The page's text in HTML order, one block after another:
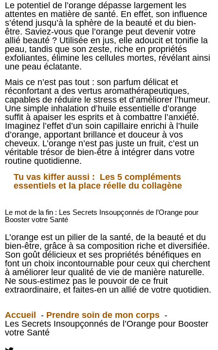
Le potentiel de l’orange dépasse largement les
attentes en matière de santé. En effet, son influence
s’étend jusqu’à la sphère de la beauté et du bien-
être. Saviez-vous que l’orange peut devenir votre
allié beauté ? Utilisée en jus, elle adoucit et tonifie la
peau, tandis que son zeste, riche en propriétés
exfoliantes, élimine les cellules mortes, révélant ainsi
une peau éclatante.
Mais ce n’est pas tout : son parfum délicat et
réconfortant a des vertus aromathérapeutiques,
capables de réduire le stress et d’améliorer l’humeur.
Une simple inhalation d’huile essentielle d’orange
suffit à apaiser les esprits et à combattre l’anxiété.
Imaginez l’effet d’un soin capillaire enrichi à l’huile
d’orange, apportant brillance et douceur à vos
cheveux. L’orange n’est pas juste un fruit, c’est un
véritable trésor de bien-être à intégrer dans votre
routine quotidienne.
Tu vas kiffer aussi : Les 5 compléments
essentiels et la place réelle du collagène
Le mot de la fin : Les Secrets Insoupçonnés de l’Orange pour
Booster votre Santé
L’orange est un pilier de la santé, de la beauté et du
bien-être, grâce à sa composition riche et diversifiée.
Son goût délicieux et ses propriétés bénéfiques en
font un choix incontournable pour ceux qui cherchent
à améliorer leur qualité de vie de manière naturelle.
Ne sous-estimez pas le pouvoir de ce fruit
extraordinaire, et faites-en un allié de votre quotidien.
Accueil
Prendre soin de mon corps
Les Secrets Insoupçonnés de l’Orange pour Booster
votre Santé